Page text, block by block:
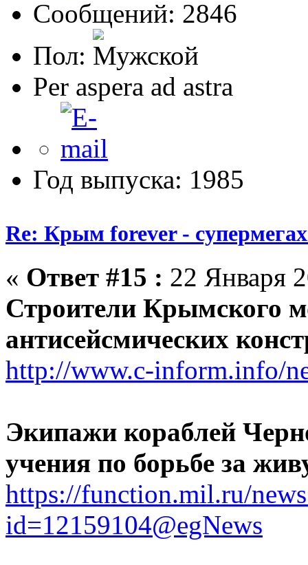
Сообщений: 2846
Пол:
Per aspera ad astra
Год выпуска: 1985
Re: Крым forever -
« Ответ #15 : 22 Января
Строители Крымского
антисейсмических
http://www.c-inform.info/
Экипажи кораблей
учения по борьбе за
https://function.mil.ru/
id=12159104@egNews